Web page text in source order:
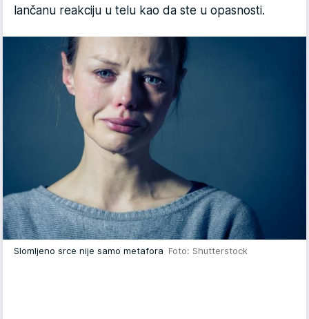
lančanu reakciju u telu kao da ste u opasnosti.
Slomljeno srce nije samo metafora Foto: Shutterstock